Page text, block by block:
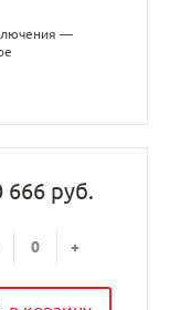
—
666 руб.
+